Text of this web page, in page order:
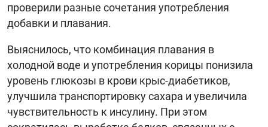
проверили разные сочетания употребления
добавки и плавания.
Выяснилось, что комбинация плавания в
холодной воде и употребления корицы понизила
уровень глюкозы в крови крыс-диабетиков,
улучшила транспортировку сахара и увеличила
чувствительность к инсулину. При этом